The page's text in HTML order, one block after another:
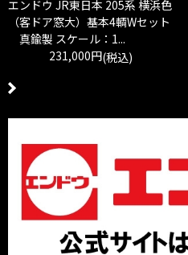
エンドウ JR東日本 205系 横浜色
（客ドア窓大）基本4輌Wセット
真鍮製 スケール：1...
231,000円(税込)